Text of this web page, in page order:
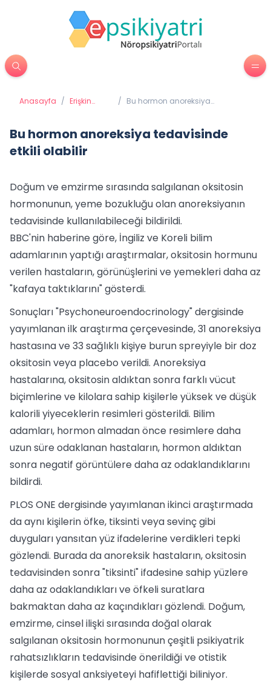
Anasayfa / Erişkin
/ Bu hormon anoreksiya
Bu hormon anoreksiya tedavisinde
etkili olabilir
Doğum ve emzirme sırasında salgılanan oksitosin
hormonunun, yeme bozukluğu olan anoreksiyanın
tedavisinde kullanılabileceği bildirildi.
BBC'nin haberine göre, İngiliz ve Koreli bilim
adamlarının yaptığı araştırmalar, oksitosin hormunu
verilen hastaların, görünüşlerini ve yemekleri daha az
"kafaya taktıklarını" gösterdi.
Sonuçları "Psychoneuroendocrinology" dergisinde
yayımlanan ilk araştırma çerçevesinde, 31 anoreksiya
hastasına ve 33 sağlıklı kişiye burun spreyiyle bir doz
oksitosin veya placebo verildi. Anoreksiya
hastalarına, oksitosin aldıktan sonra farklı vücut
biçimlerine ve kilolara sahip kişilerle yüksek ve düşük
kalorili yiyeceklerin resimleri gösterildi. Bilim
adamları, hormon almadan önce resimlere daha
uzun süre odaklanan hastaların, hormon aldıktan
sonra negatif görüntülere daha az odaklandıklarını
bildirdi.
PLOS ONE dergisinde yayımlanan ikinci araştırmada
da aynı kişilerin öfke, tiksinti veya sevinç gibi
duyguları yansıtan yüz ifadelerine verdikleri tepki
gözlendi. Burada da anoreksik hastaların, oksitosin
tedavisinden sonra "tiksinti" ifadesine sahip yüzlere
daha az odaklandıkları ve öfkeli suratlara
bakmaktan daha az kaçındıkları gözlendi. Doğum,
emzirme, cinsel ilişki sırasında doğal olarak
salgılanan oksitosin hormonunun çeşitli psikiyatrik
rahatsızlıkların tedavisinde önerildiği ve otistik
kişilerde sosyal anksiyeteyi hafiflettiği biliniyor.